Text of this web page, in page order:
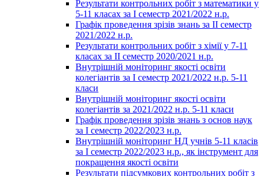
Результати контрольних робіт з математики у
5-11 класах за І семестр 2021/2022 н.р.
Графік проведення зрізів знань за ІІ семестр
2021/2022 н.р.
Результати контрольних робіт з хімії у 7-11
класах за ІІ семестр 2020/2021 н.р.
Внутрішній моніторинг якості освіти
колегіантів за І семестр 2021/2022 н.р. 5-11
класи
Внутрішній моніторинг якості освіти
колегіантів за 2021/2022 н.р. 5-11 класи
Графік проведення зрізів знань з основ наук
за І семестр 2022/2023 н.р.
Внутрішній моніторинг НД учнів 5-11 класів
за І семестр 2022/2023 н.р., як інструмент для
покращення якості освіти
Результати підсумкових контрольних робіт з